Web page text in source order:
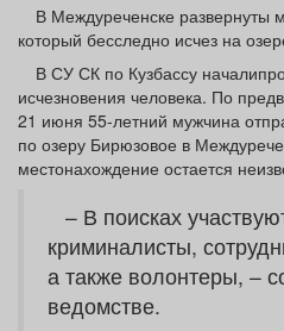
Афиша Обучение
Товары
ТВ программа Я -
В Междуреченске развернуты
который бесследно исчез на
В СУ СК по Кузбассу
исчезновения человека. По
21 июня 55-летний мужчина
по озеру Бирюзовое в
местонахождение остается
– В поисках
криминалисты,
а также волонтеры, –
ведомстве.